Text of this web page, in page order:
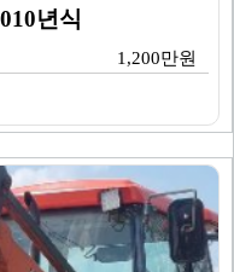
년식
1,200만원